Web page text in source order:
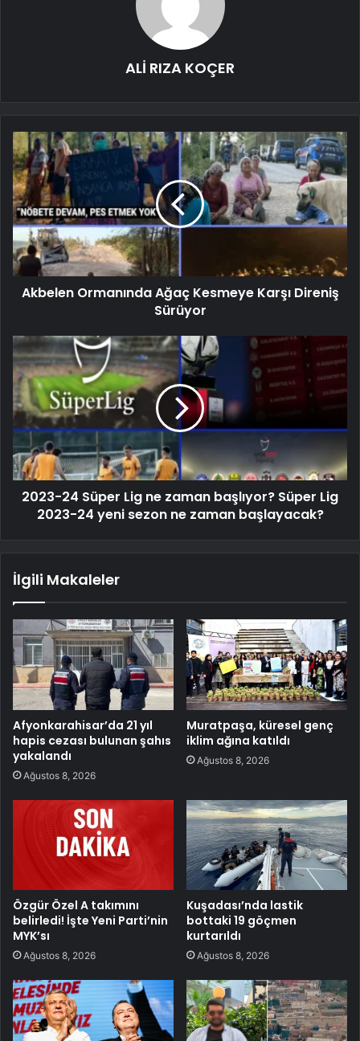
ALİ RIZA KOÇER
Akbelen Ormanında Ağaç Kesmeye Karşı Direniş
Sürüyor
2023-24 Süper Lig ne zaman başlıyor? Süper Lig
2023-24 yeni sezon ne zaman başlayacak?
İlgili Makaleler
Afyonkarahisar’da 21 yıl
hapis cezası bulunan şahıs
yakalandı
Ağustos 8, 2026
Muratpaşa, küresel genç
iklim ağına katıldı
Ağustos 8, 2026
Özgür Özel A takımını
belirledi! İşte Yeni Parti’nin
MYK’sı
Ağustos 8, 2026
Kuşadası’nda lastik
bottaki 19 göçmen
kurtarıldı
Ağustos 8, 2026